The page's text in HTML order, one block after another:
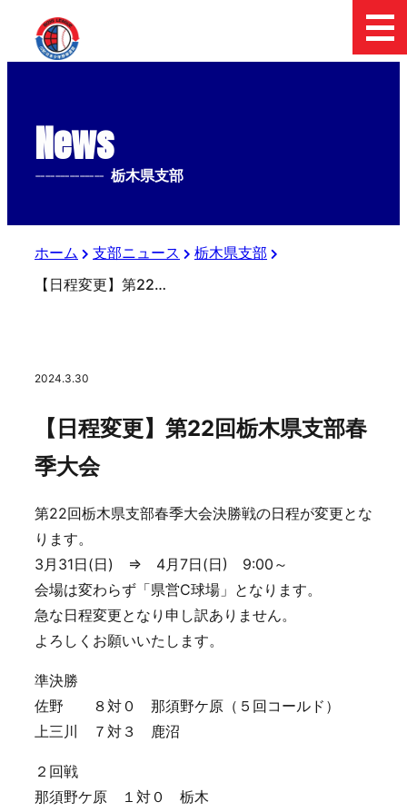
News
-------------- 栃木県支部
ホーム 支部ニュース
栃木県支部
【日程変更】第22回栃木県支部春季大会
2024.3.30
【日程変更】第22回栃木県支部春
季大会
第22回栃木県支部春季大会決勝戦の日程が変更とな
ります。
3月31日(日) ⇒ 4月7日(日) 9:00～
会場は変わらず「県営C球場」となります。
急な日程変更となり申し訳ありません。
よろしくお願いいたします。
準決勝
佐野 ８対０ 那須野ケ原（５回コールド）
上三川 ７対３ 鹿沼
２回戦
那須野ケ原 １対０ 栃木